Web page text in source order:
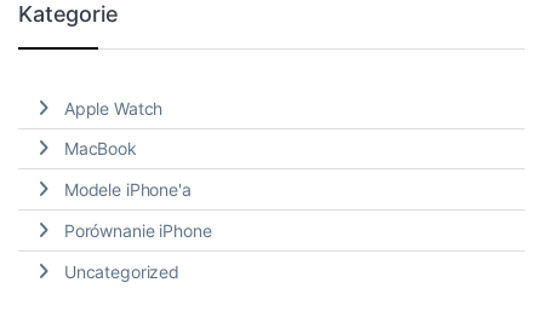
Kategorie
Apple Watch
MacBook
Modele iPhone'a
Porównanie iPhone
Uncategorized